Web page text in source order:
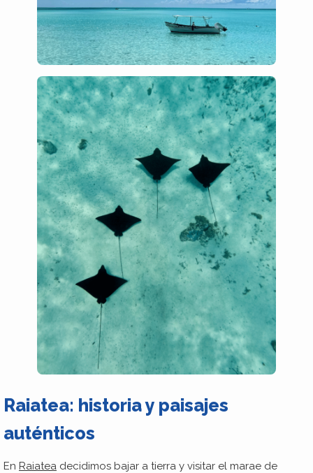
Raiatea: historia y paisajes
auténticos
En Raiatea decidimos bajar a tierra y visitar el marae de